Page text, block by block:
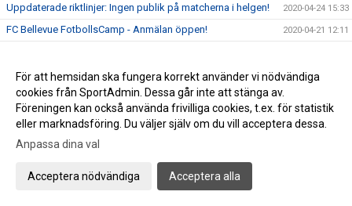
Uppdaterade riktlinjer: Ingen publik på matcherna i helgen! 2020-04-24 15:33
FC Bellevue FotbollsCamp - Anmälan öppen! 2020-04-21 12:11
Glad Påsk&#128035;&#9728;&#65039; 2020-04-09 17:55
FCBs Supportermössa gör succé - bara ett fåtal kvar 2020-04-03 14:44
Senaste nytt: Alla Träningsmatcher ställs in i FCB 2020-04-03 11:11
Träning: Energifylld onsdagsträning
FC Bellevue: Träningarna fortsätter...tillsvidare
Senaste nytt: Skåneboll skjuter upp seriespelet: ”Matcher
För att hemsidan ska fungera korrekt använder vi nödvändiga
cookies från SportAdmin. Dessa går inte att stänga av.
Föreningen kan också använda frivilliga cookies, t.ex. för statistik
eller marknadsföring. Du väljer själv om du vill acceptera dessa.
Anpassa dina val
Acceptera nödvändiga Acceptera alla